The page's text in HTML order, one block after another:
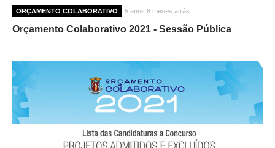
O GABINETE
OFERTAS DE EMPREGO
CONTACTO E HORÁRIO GIP
CONTACTOS
ORÇAMENTO COLABORATIVO 5 anos 8 meses atrás
Orçamento Colaborativo 2021 - Sessão Pública